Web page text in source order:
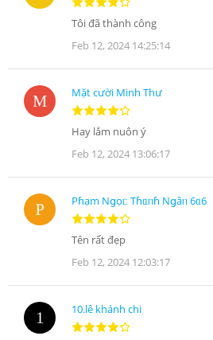
Tôi đã thành công
Feb 12, 2024 14:25:14
Mặt cười Minh Thư
Hay lắm nuôn ý
Feb 12, 2024 13:06:17
Pꚕạm Nցọᥴ Tꚕᥲᥒꚕ Nցâᥒ 6ᥲ6
Tên rất đẹp
Feb 12, 2024 12:03:17
10.lê khánh chi